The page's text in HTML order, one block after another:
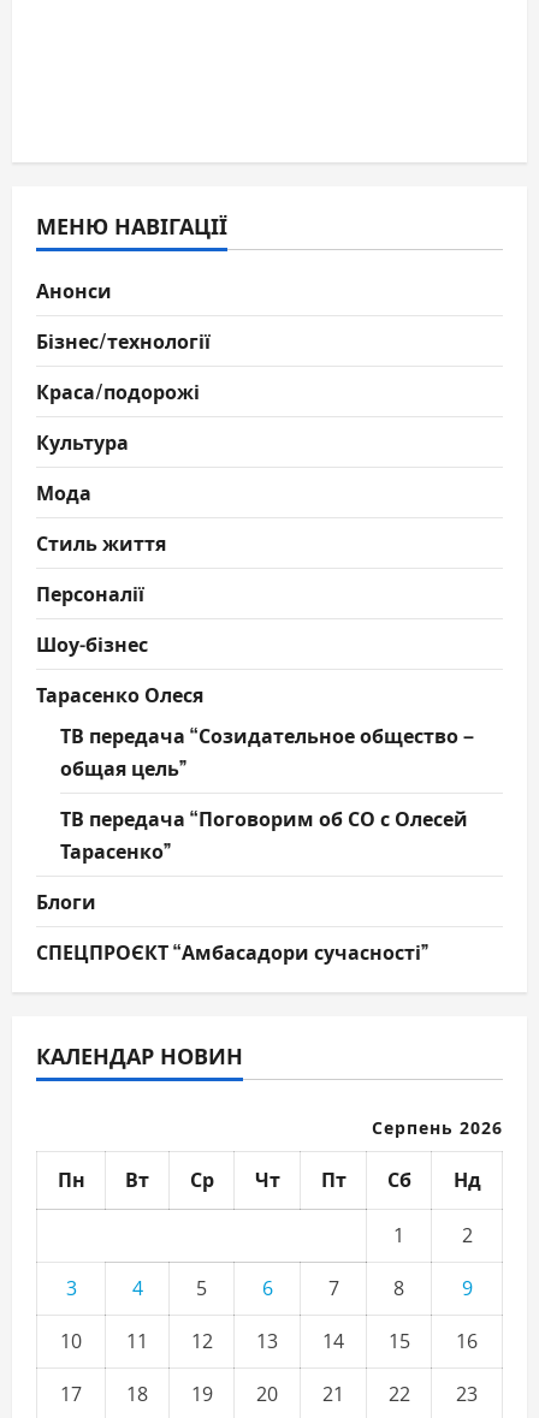
МЕНЮ НАВІГАЦІЇ
Анонси
Бізнес/технології
Краса/подорожі
Культура
Мода
Стиль життя
Персоналії
Шоу-бізнес
Тарасенко Олеся
ТВ передача “Созидательное общество –
общая цель”
ТВ передача “Поговорим об СО с Олесей
Тарасенко”
Блоги
СПЕЦПРОЄКТ “Амбасадори сучасності”
КАЛЕНДАР НОВИН
Серпень 2026
Пн Вт Ср Чт Пт Сб Нд
1
2
3
4 5 6 7 8
9
10
11 12 13 14 15
16
17
18 19 20 21 22
23